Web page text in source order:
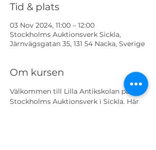
Tid & plats
03 Nov 2024, 11:00 – 12:00
Stockholms Auktionsverk Sickla,
Järnvägsgatan 35, 131 54 Nacka, Sverige
Om kursen
Välkommen till Lilla Antikskolan på
Stockholms Auktionsverk i Sickla. Här